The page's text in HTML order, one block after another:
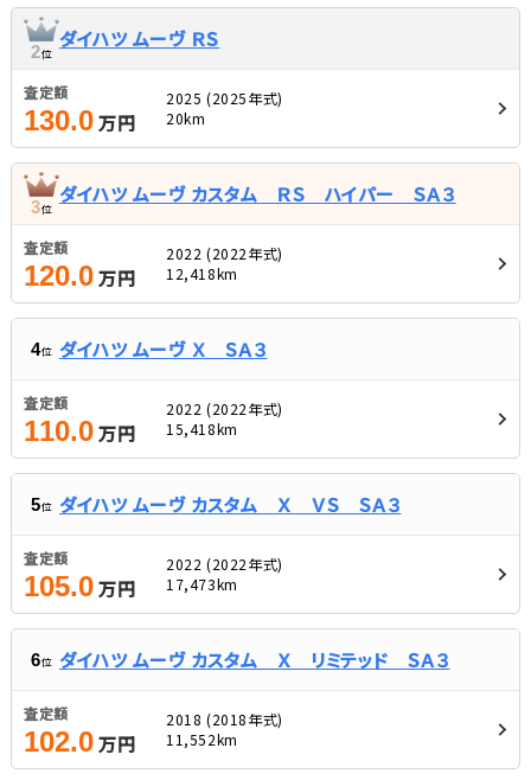
2位
ダイハツ ムーヴ ＲＳ
査定額
130.0万円
2025 (2025年式)
20km
3位
ダイハツ ムーヴ カスタム ＲＳ ハイパー ＳＡ３
査定額
120.0万円
2022 (2022年式)
12,418km
4位 ダイハツ ムーヴ Ｘ ＳＡ３
査定額
110.0万円
2022 (2022年式)
15,418km
5位 ダイハツ ムーヴ カスタム Ｘ ＶＳ ＳＡ３
査定額
105.0万円
2022 (2022年式)
17,473km
6位 ダイハツ ムーヴ カスタム Ｘ リミテッド ＳＡ３
査定額
102.0万円
2018 (2018年式)
11,552km